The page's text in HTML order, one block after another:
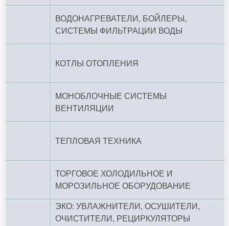
ВОДОНАГРЕВАТЕЛИ, БОЙЛЕРЫ,
СИСТЕМЫ ФИЛЬТРАЦИИ ВОДЫ
КОТЛЫ ОТОПЛЕНИЯ
МОНОБЛОЧНЫЕ СИСТЕМЫ
ВЕНТИЛЯЦИИ
ТЕПЛОВАЯ ТЕХНИКА
ТОРГОВОЕ ХОЛОДИЛЬНОЕ И
МОРОЗИЛЬНОЕ ОБОРУДОВАНИЕ
ЭКО: УВЛАЖНИТЕЛИ, ОСУШИТЕЛИ,
ОЧИСТИТЕЛИ, РЕЦИРКУЛЯТОРЫ